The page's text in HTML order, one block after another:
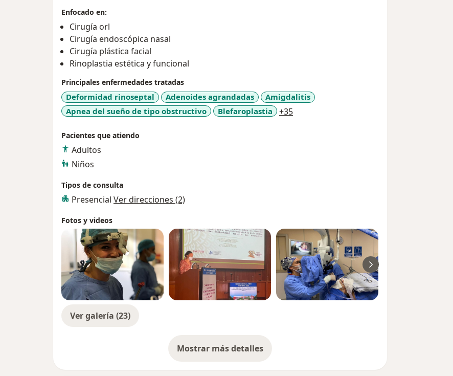
Enfocado en:
Cirugía orl
Cirugía endoscópica nasal
Cirugía plástica facial
Rinoplastia estética y funcional
Principales enfermedades tratadas
Deformidad rinoseptal Adenoides agrandadas
Amigdalitis
Apnea del sueño de tipo obstructivo
Blefaroplastia +35a11y_sr_more_diseases
Pacientes que atiendo
Adultos
Niños
Tipos de consulta
Presencial Ver direcciones (2)
Fotos y videos
Ver galería (23)
Mostrar más detalles
sobre la experiencia